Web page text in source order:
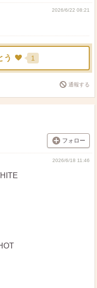
2026/6/22 08:21
う 1
通報する
フォロー
2026/6/18 11:46